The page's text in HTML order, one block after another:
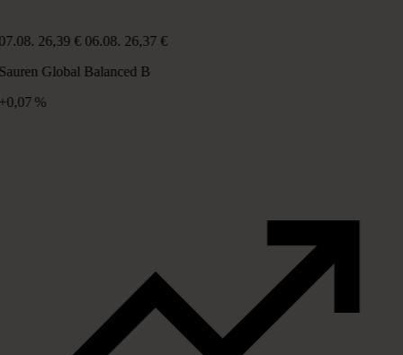
26,39 € 06.08. 26,37 €
Global Balanced B
%